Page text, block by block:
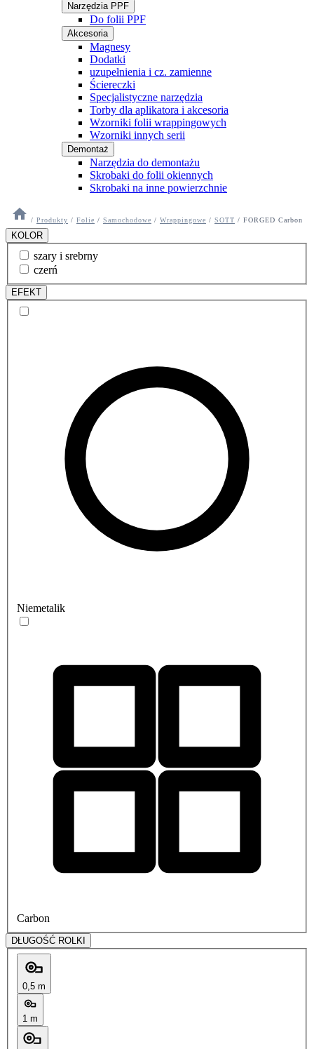
Narzędzia PPF
Do folii PPF
Akcesoria
Magnesy
Dodatki
uzupełnienia i cz. zamienne
Ściereczki
Specjalistyczne narzędzia
Torby dla aplikatora i akcesoria
Wzorniki folii wrappingowych
Wzorniki innych serii
Demontaż
Narzędzia do demontażu
Skrobaki do folii okiennych
Skrobaki na inne powierzchnie
/ Produkty / Folie / Samochodowe / Wrappingowe / SOTT / FORGED Carbon
KOLOR
szary i srebrny
czerń
EFEKT
Niemetalik
Carbon
DŁUGOŚĆ ROLKI
0,5 m
1 m